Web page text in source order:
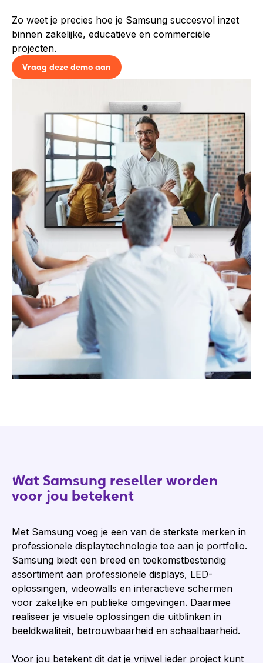
Zo weet je precies hoe je Samsung succesvol inzet
binnen zakelijke, educatieve en commerciële
projecten.
Vraag deze demo aan
Wat Samsung reseller worden
voor jou betekent
Met Samsung voeg je een van de sterkste merken in
professionele displaytechnologie toe aan je portfolio.
Samsung biedt een breed en toekomstbestendig
assortiment aan professionele displays, LED-
oplossingen, videowalls en interactieve schermen
voor zakelijke en publieke omgevingen. Daarmee
realiseer je visuele oplossingen die uitblinken in
beeldkwaliteit, betrouwbaarheid en schaalbaarheid.
Voor jou betekent dit dat je vrijwel ieder project kunt